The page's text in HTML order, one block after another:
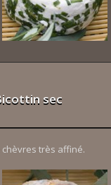
sec
chèvres très affiné.